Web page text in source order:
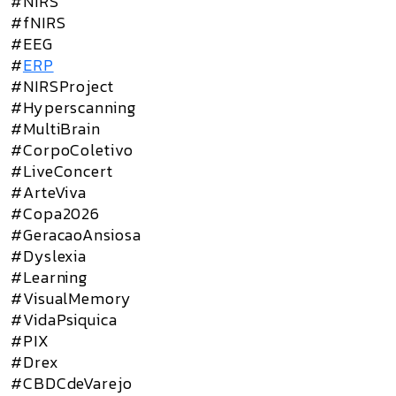
#fNIRS
#EEG
#ERP
#NIRSProject
#Hyperscanning
#MultiBrain
#CorpoColetivo
#LiveConcert
#ArteViva
#Copa2026
#GeracaoAnsiosa
#Dyslexia
#Learning
#VisualMemory
#VidaPsiquica
#PIX
#Drex
#CBDCdeVarejo